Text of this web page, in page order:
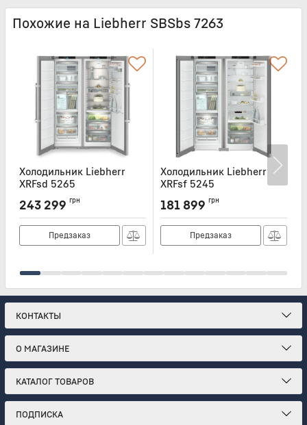
Похожие на Liebherr SBSbs 7263
Холодильник Liebherr
XRFsd 5265
XRFSD5265
243 299 грн
Предзаказ
Холодильник Liebherr
XRFsf 5245
XRFSF5245
181 899 грн
Предзаказ
КОНТАКТЫ
О МАГАЗИНЕ
КАТАЛОГ ТОВАРОВ
ПОДПИСКА